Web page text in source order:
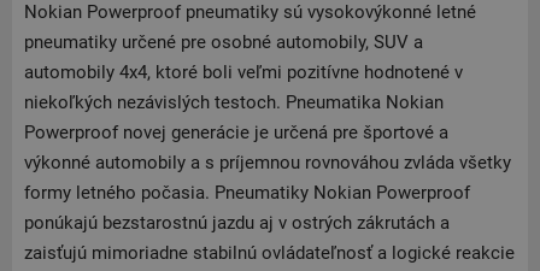
Nokian Powerproof pneumatiky sú vysokovýkonné letné
pneumatiky určené pre osobné automobily, SUV a
automobily 4x4, ktoré boli veľmi pozitívne hodnotené v
niekoľkých nezávislých testoch. Pneumatika Nokian
Powerproof novej generácie je určená pre športové a
výkonné automobily a s príjemnou rovnováhou zvláda všetky
formy letného počasia. Pneumatiky Nokian Powerproof
ponúkajú bezstarostnú jazdu aj v ostrých zákrutách a
zaisťujú mimoriadne stabilnú ovládateľnosť a logické reakcie